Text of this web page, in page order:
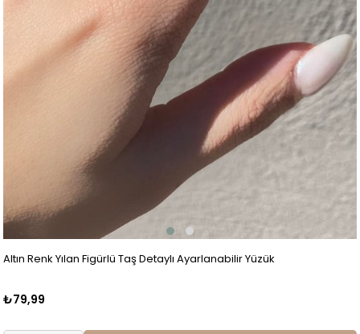
Altın Renk Yılan Figürlü Taş Detaylı Ayarlanabilir Yüzük
₺79,99